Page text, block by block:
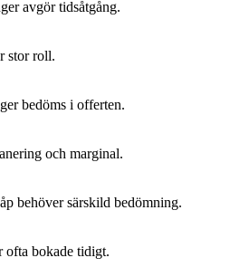
avgör tidsåtgång.
stor roll.
bedöms i offerten.
och marginal.
behöver särskild bedömning.
ofta bokade tidigt.